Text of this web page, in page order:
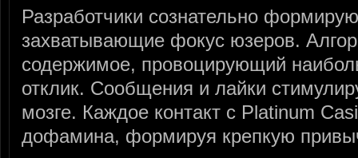
Разработчики сознательно
захватывающие фокус юзеров.
содержимое, провоцирующий
отклик. Сообщения и лайки
мозге. Каждое контакт с Platinum
дофамина, формируя крепкую